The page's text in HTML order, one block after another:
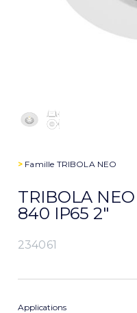
> Famille TRIBOLA NEO
TRIBOLA
840 IP65 2″
234061
Applications